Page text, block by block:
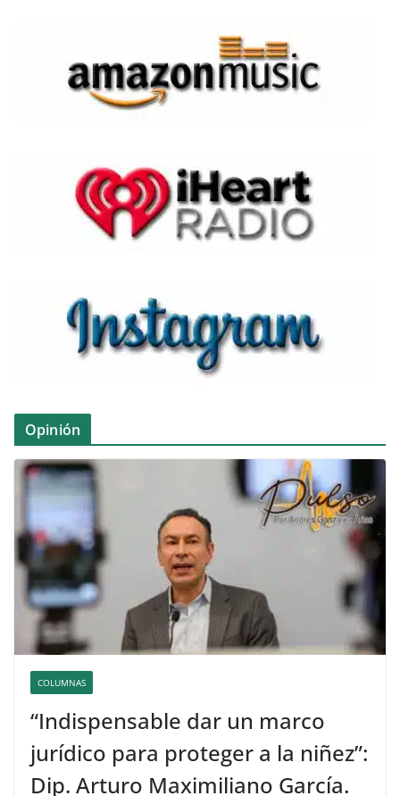
Opinión
COLUMNAS
“Indispensable dar un marco
jurídico para proteger a la niñez”:
Dip. Arturo Maximiliano García.